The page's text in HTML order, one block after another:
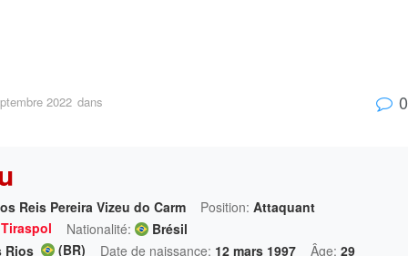
2022 dans 0
Reis Pereira Vizeu do Carm Position: Attaquant
Nationalité:
Brésil
Rios (BR) Date de naissance: 12 mars 1997 Âge: 29